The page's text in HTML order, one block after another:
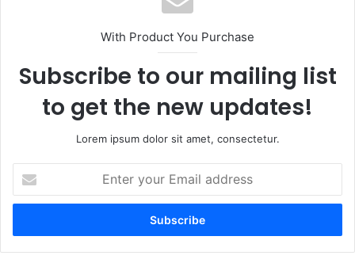
With Product You Purchase
Subscribe to our mailing list
to get the new updates!
Lorem ipsum dolor sit amet, consectetur.
your
Email